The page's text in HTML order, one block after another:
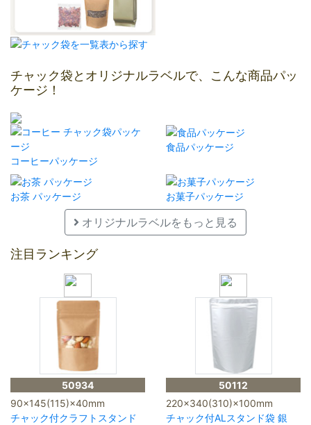
チャック袋とオリジナルラベルで、こんな商品パッ
ケージ！
コーヒーパッケージ
食品パッケージ
お茶 パッケージ お菓子パッケージ
オリジナルラベルをもっと見る
注目ランキング
50934
90×145(115)×40mm
チャック付クラフトスタンド
50112
220×340(310)×100mm
チャック付ALスタンド袋 銀